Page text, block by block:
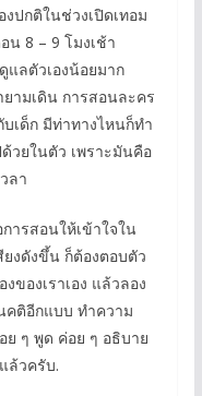
ปกติในช่วงเปิดเทอม
น 8 – 9 โมงเช้า
ลตัวเองน้อยมาก
ามเดิน การสอนละคร
เด็ก มีท่าทางไหนก็ทำ
วยในตัว เพราะมันคือ
ลา
ารสอนให้เข้าใจใน
งดังขึ้น ก็ต้องตอบตัว
ของเราเอง แล้วลอง
คติอีกแบบ ทำความ
ย ๆ พูด ค่อย ๆ อธิบาย
ล้วครับ.